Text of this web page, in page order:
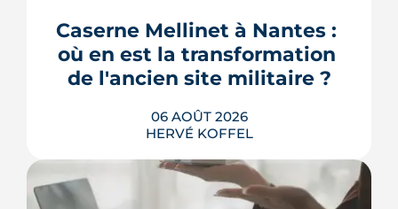
Caserne Mellinet à Nantes :
où en est la transformation
de l'ancien site militaire ?
06 AOÛT 2026
HERVÉ KOFFEL